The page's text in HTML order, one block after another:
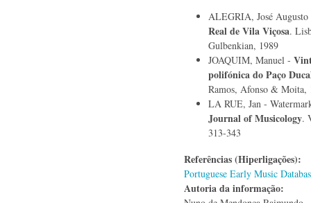
ALEGRIA, José
Real de Vila Viçosa.
Gulbenkian, 1989
JOAQUIM, Manuel -
polifónica do Paço
Ramos, Afonso & Moita,
LA RUE, Jan -
Journal of Musicology.
313-343
Referências (Hiperligações):
Portuguese Early Music
Autoria da informação: